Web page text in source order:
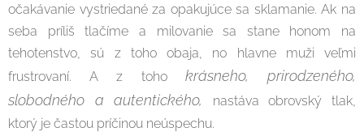
očakávanie vystriedané za opakujúce sa sklamanie. Ak na
seba príliš tlačíme a milovanie sa stane honom na
tehotenstvo, sú z toho obaja, no hlavne muži veľmi
frustrovaní. A z toho krásneho, prirodzeného,
slobodného a autentického,
nastáva obrovský tlak,
ktorý je častou príčinou neúspechu.